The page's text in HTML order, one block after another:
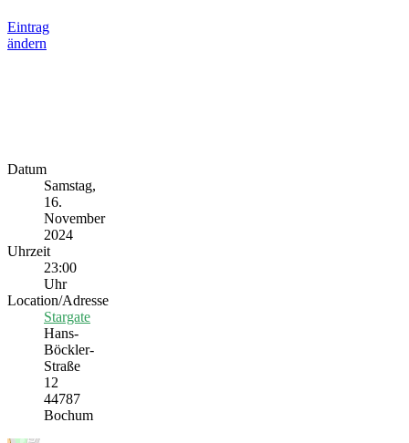
Eintrag
ändern
Datum
Samstag,
16.
November
2024
Uhrzeit
23:00
Uhr
Location/Adresse
Stargate
Hans-
Böckler-
Straße
12
44787
Bochum